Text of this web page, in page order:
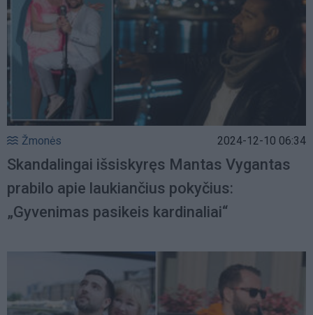
Žmonės 2024-12-10 06:34
Skandalingai išsiskyręs Mantas Vygantas
prabilo apie laukiančius pokyčius:
„Gyvenimas pasikeis kardinaliai“